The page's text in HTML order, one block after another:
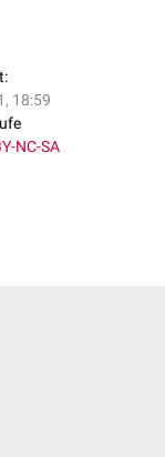
18:59
NC-SA